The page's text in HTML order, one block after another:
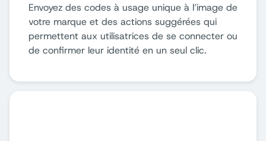
Envoyez des codes à usage unique à l’image de
votre marque et des actions suggérées qui
permettent aux utilisatrices de se connecter ou
de confirmer leur identité en un seul clic.